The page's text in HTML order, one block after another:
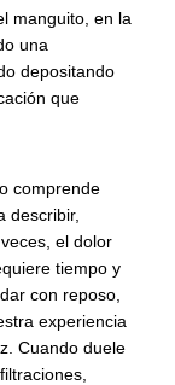
manguito, en la
una
depositando
que
comprende
describir,
el dolor
tiempo y
con reposo,
experiencia
Cuando duele